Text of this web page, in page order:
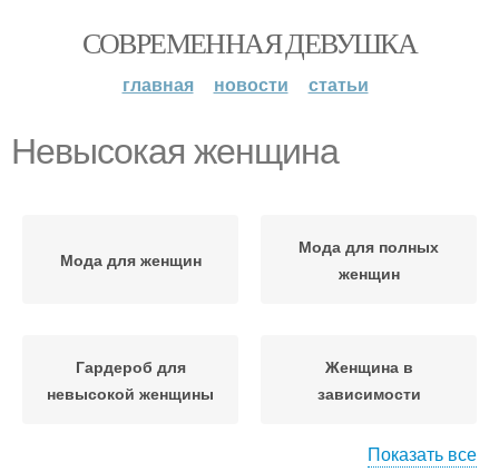
СОВРЕМЕННАЯ ДЕВУШКА
главная новости статьи
Невысокая женщина
Мода для женщин
Мода для полных
женщин
Гардероб для
невысокой женщины
Женщина в
зависимости
Показать все